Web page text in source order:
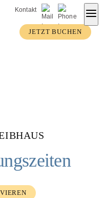
Kontakt
JETZT BUCHEN